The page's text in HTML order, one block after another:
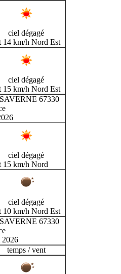
ciel dégagé
14 km/h Nord Est
ciel dégagé
15 km/h Nord Est
67330
ciel dégagé
15 km/h Nord
ciel dégagé
10 km/h Nord Est
67330
2026
temps / vent